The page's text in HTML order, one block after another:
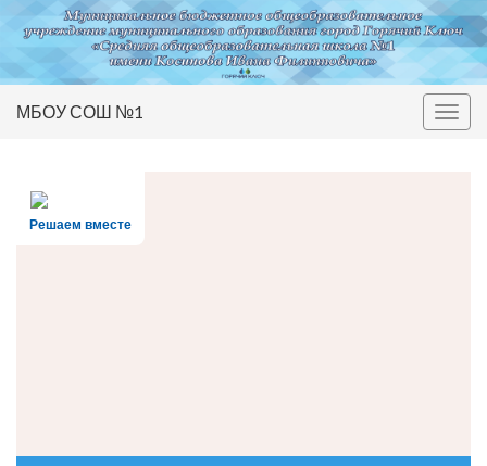
Вкл/
МБОУ СОШ №1
Решаем вместе